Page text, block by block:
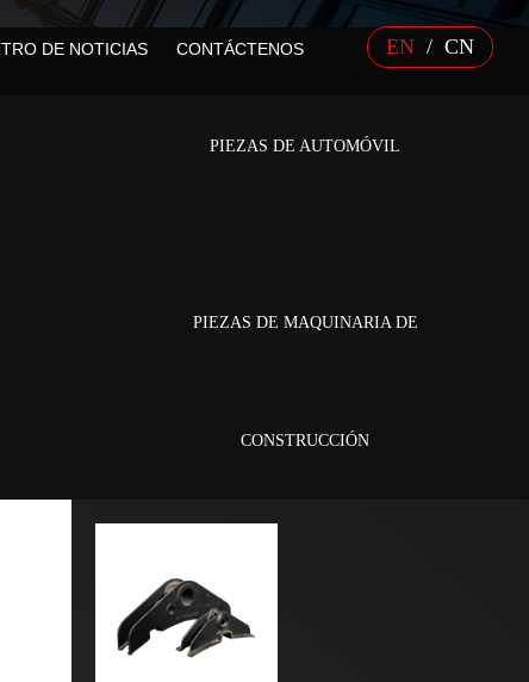
DE NOTICIAS CONTÁCTENOS EN / CN
/ arena recubierta) PIEZAS DE AUTOMÓVIL
PIEZAS DE MAQUINARIA DE
CONSTRUCCIÓN